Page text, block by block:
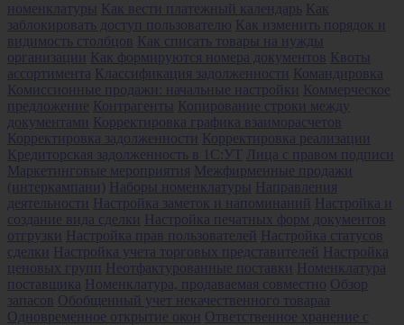
номенклатуры Как вести платежный календарь
Как
заблокировать доступ пользователю Как изменить порядок и
видимость столбцов Как списать товары на нужды
организации Как формируются номера документов Квоты
ассортимента Классификация задолженности Командировка
Комиссионные продажи: начальные настройки Коммерческое
предложение Контрагенты Копирование строки между
документами Корректировка графика взаиморасчетов
Корректировка задолженности Корректировка реализации
Кредиторская задолженность в 1С:УТ
Лица с правом подписи
Маркетинговые мероприятия Межфирменные продажи
(интеркампани) Наборы номенклатуры Направления
деятельности Настройка заметок и напоминаний Настройка и
создание вида сделки Настройка печатных форм документов
отгрузки Настройка прав пользователей Настройка статусов
сделки Настройка учета торговых представителей Настройка
ценовых групп Неотфактурованные поставки Номенклатура
поставщика Номенклатура, продаваемая совместно Обзор
запасов Обобщенный учет некачественного товараа
Одновременное открытие окон Ответственное хранение с